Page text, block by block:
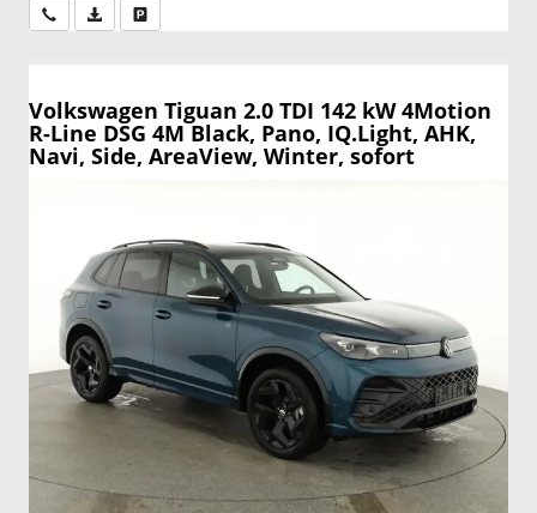
Wir rufen Sie anPDF-Datei, Fahrzeugexposé drucken
Volkswagen Tiguan 2.0 TDI 142 kW 4Motion
R-Line DSG 4M Black, Pano, IQ.Light, AHK,
Navi, Side, AreaView, Winter, sofort